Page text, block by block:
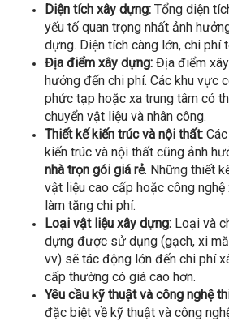
Diện tích xây dựng: Tổng diện
yếu tố quan trọng nhất ảnh
dựng. Diện tích càng lớn, chi phí
Địa điểm xây dựng: Địa điểm
hưởng đến chi phí. Các khu vực
phức tạp hoặc xa trung tâm có
chuyển vật liệu và nhân công.
Thiết kế kiến trúc và nội thất:
kiến trúc và nội thất cũng ảnh
nhà trọn gói giá rẻ. Những thiết
vật liệu cao cấp hoặc công
làm tăng chi phí.
Loại vật liệu xây dựng: Loại và
dựng được sử dụng (gạch, xi
vv) sẽ tác động lớn đến chi phí
cấp thường có giá cao hơn.
Yêu cầu kỹ thuật và công nghệ
đặc biệt về kỹ thuật và công